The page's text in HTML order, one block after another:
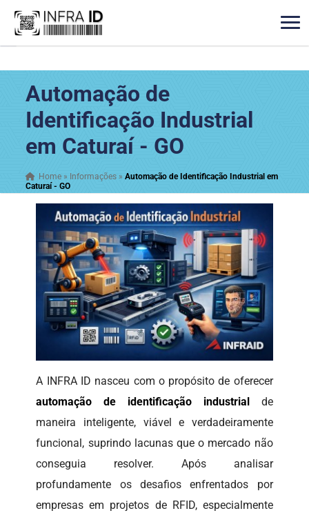
Automação de
Identificação Industrial
em Caturaí - GO
Home » Informações »Automação de Identificação Industrial em
Caturaí - GO
A INFRA ID nasceu com o propósito de oferecer
automação de identificação industrial
de
maneira inteligente, viável e verdadeiramente
funcional, suprindo lacunas que o mercado não
conseguia resolver. Após analisar
profundamente os desafios enfrentados por
empresas em projetos de RFID, especialmente